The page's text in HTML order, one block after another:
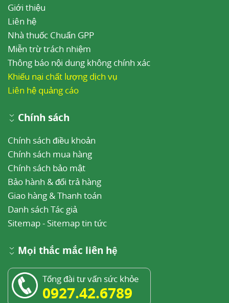
Giới thiệu
Liên hệ
Nhà thuốc Chuẩn GPP
Miễn trừ trách nhiệm
Thông báo nội dung không chính xác
Khiếu nại chất lượng dịch vụ
Liên hệ quảng cáo
Chính sách
Chính sách điều khoản
Chính sách mua hàng
Chính sách bảo mật
Bảo hành & đổi trả hàng
Giao hàng & Thanh toán
Danh sách Tác giả
Sitemap- Sitemap tin tức
Mọi thắc mắc liên hệ
Tổng đài tư vấn sức khỏe
0927.42.6789